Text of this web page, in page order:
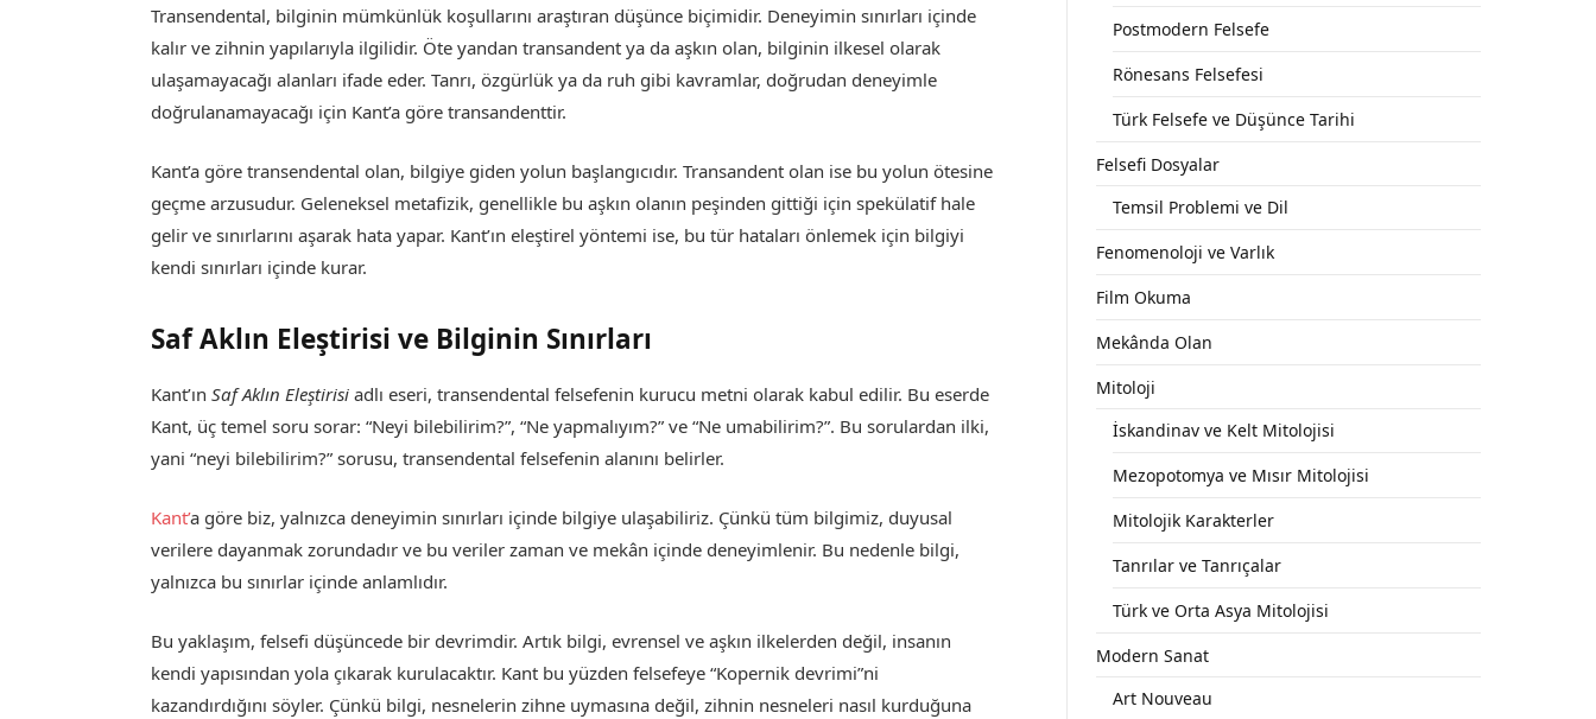
Transendental, bilginin mümkünlük koşullarını araştıran düşünce biçimidir. Deneyimin sınırları içinde
kalır ve zihnin yapılarıyla ilgilidir. Öte yandan transandent ya da aşkın olan, bilginin ilkesel olarak
ulaşamayacağı alanları ifade eder. Tanrı, özgürlük ya da ruh gibi kavramlar, doğrudan deneyimle
doğrulanamayacağı için Kant’a göre transandenttir.
Kant’a göre transendental olan, bilgiye giden yolun başlangıcıdır. Transandent olan ise bu yolun ötesine
geçme arzusudur. Geleneksel metafizik, genellikle bu aşkın olanın peşinden gittiği için spekülatif hale
gelir ve sınırlarını aşarak hata yapar. Kant’ın eleştirel yöntemi ise, bu tür hataları önlemek için bilgiyi
kendi sınırları içinde kurar.
Saf Aklın Eleştirisi ve Bilginin Sınırları
Kant’ınSaf Aklın Eleştirisi adlı eseri, transendental felsefenin kurucu metni olarak kabul edilir. Bu eserde
Kant, üç temel soru sorar: “Neyi bilebilirim?”, “Ne yapmalıyım?” ve “Ne umabilirim?”. Bu sorulardan ilki,
yani “neyi bilebilirim?” sorusu, transendental felsefenin alanını belirler.
Kant’a göre biz, yalnızca deneyimin sınırları içinde bilgiye ulaşabiliriz. Çünkü tüm bilgimiz, duyusal
verilere dayanmak zorundadır ve bu veriler zaman ve mekân içinde deneyimlenir. Bu nedenle bilgi,
yalnızca bu sınırlar içinde anlamlıdır.
Bu yaklaşım, felsefi düşüncede bir devrimdir. Artık bilgi, evrensel ve aşkın ilkelerden değil, insanın
kendi yapısından yola çıkarak kurulacaktır. Kant bu yüzden felsefeye “Kopernik devrimi”ni
kazandırdığını söyler. Çünkü bilgi, nesnelerin zihne uymasına değil, zihnin nesneleri nasıl kurduğuna
Postmodern Felsefe
Rönesans Felsefesi
Türk Felsefe ve Düşünce Tarihi
Felsefi Dosyalar
Temsil Problemi ve Dil
Fenomenoloji ve Varlık
Film Okuma
Mekânda Olan
Mitoloji
İskandinav ve Kelt Mitolojisi
Mezopotomya ve Mısır Mitolojisi
Mitolojik Karakterler
Tanrılar ve Tanrıçalar
Türk ve Orta Asya Mitolojisi
Modern Sanat
Art Nouveau